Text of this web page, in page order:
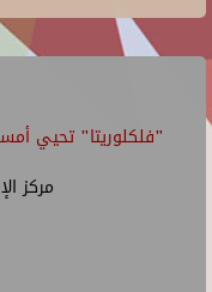
"فلكلوريتا" تحيي
مركز